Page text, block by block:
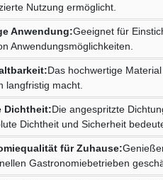
Nutzung ermöglicht.
Anwendung:Geeignet für
Anwendungsmöglichkeiten.
Das hochwertige
langfristig macht.
Dichtheit:Die angespritzte
Dichtheit und Sicherheit
für Zuhause:
Gastronomiebetrieben